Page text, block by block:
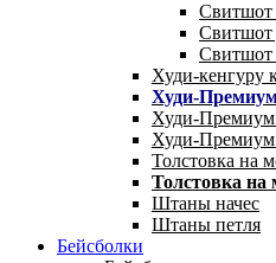
Свитшот
Свитшот
Худи-кенгуру
Худи-
Худи-Премиум
Худи-
Толстовка на
Толстовка на
Штаны начес
Штаны петля
Бейсболки